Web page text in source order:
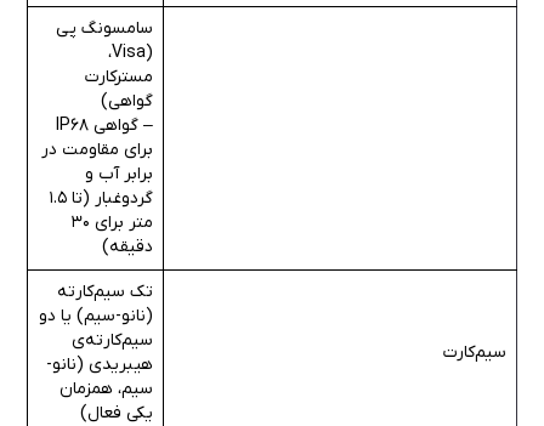
سامسونگ پی
(Visa،
مسترکارت
گواهی)
– گواهی IP68
برای مقاومت در
برابر آب و
گردوغبار (تا 1.5
متر برای 30
دقیقه)
سیم‌کارت
تک سیم‌کارته
(نانو-سیم) یا دو
سیم‌کارته‌ی
هیبریدی (نانو-
سیم، همزمان
یکی فعال)